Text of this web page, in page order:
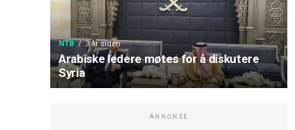
NTB 3 år siden
Arabiske ledere møtes for å diskutere
Syria
ANNONSE